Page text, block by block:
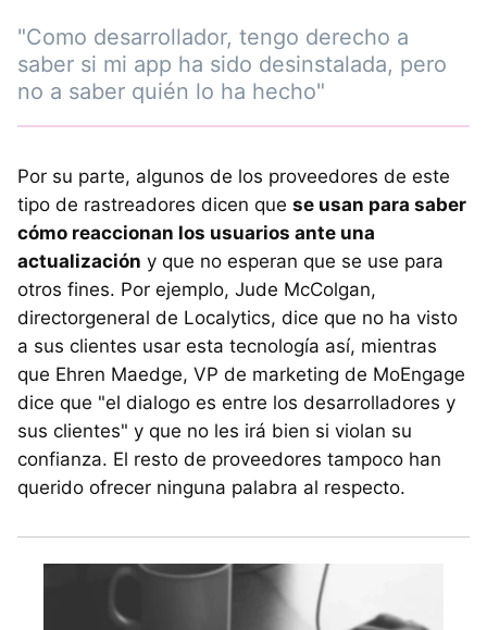
"Como desarrollador, tengo derecho a
saber si mi app ha sido desinstalada, pero
no a saber quién lo ha hecho"
Por su parte, algunos de los proveedores de este
tipo de rastreadores dicen que se usan para saber
cómo reaccionan los usuarios ante una
actualización y que no esperan que se use para
otros fines. Por ejemplo, Jude McColgan,
directorgeneral de Localytics, dice que no ha visto
a sus clientes usar esta tecnología así, mientras
que Ehren Maedge, VP de marketing de MoEngage
dice que "el dialogo es entre los desarrolladores y
sus clientes" y que no les irá bien si violan su
confianza. El resto de proveedores tampoco han
querido ofrecer ninguna palabra al respecto.